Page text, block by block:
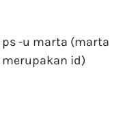
ps -u marta (marta
merupakan id)